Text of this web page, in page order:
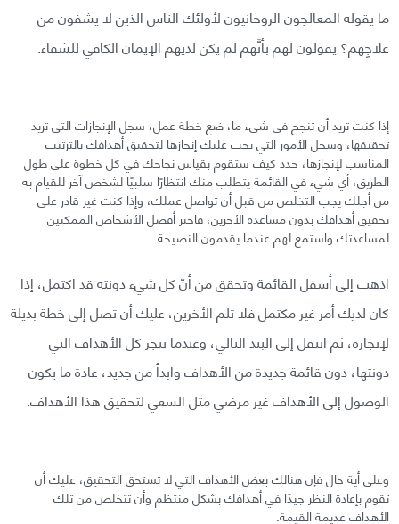
ما يقوله المعالجون الروحانيون لأولئك الناس الذين لا يشفون من
علاجِهم؟ يقولون لهم بأنَّهم لم يكن لديهم الإيمان الكافي للشفاء.
إذا كنت تريد أن تنجح في شيء ما، ضع خطة عمل، سجل الإنجازات التي تريد
تحقيقها، وسجل الأمور التي يجب عليك إنجازها لتحقيق أهدافك بالترتيب
المناسب لإنجازها، حدد كيف ستقوم بقياس نجاحك في كل خطوة على طول
الطريق، أي شيء في القائمة يتطلب منك انتظارًا سلبيًا لشخص آخر للقيام به
من أجلك يجب التخلص من قبل أن تواصل عملك، وإذا كنت غير قادر على
تحقيق أهدافك بدون مساعدة الأخرين، فاختر أفضل الأشخاص الممكنين
لمساعدتك واستمع لهم عندما يقدمون النصيحة.
اذهب إلى أسفل القائمة وتحقق من أنّ كل شيء دونته قد اكتمل، إذا
كان لديك أمر غير مكتمل فلا تلم الأخرين، عليك أن تصل إلى خطة بديلة
لإنجازه، ثم انتقل إلى البند التالي، وعندما تنجز كل الأهداف التي
دونتها، دون قائمة جديدة من الأهداف وابدأ من جديد، عادة ما يكون
الوصول إلى الأهداف غير مرضي مثل السعي لتحقيق هذا الأهداف.
وعلى أية حال فإن هنالك بعض الأهداف التي لا تستحق التحقيق، عليك أن
تقوم بإعادة النظر جيدًا في أهدافك بشكل منتظم وأن تتخلص من تلك
الأهداف عديمة القيمة.